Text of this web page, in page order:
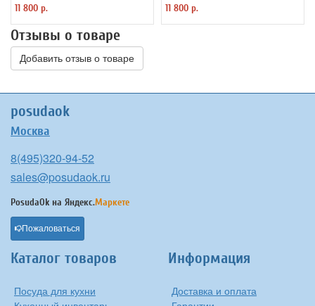
11 800 р.
11 800 р.
Отзывы о товаре
Добавить отзыв о товаре
posudaok
Москва
8(495)320-94-52
sales@posudaok.ru
PosudaOk на Яндекс.Маркете
Пожаловаться
Каталог товаров
Посуда для кухни
Информация
Доставка и оплата